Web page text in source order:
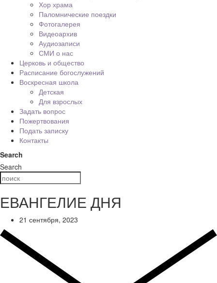
Хор храма
Паломнические поездки
Фотогалерея
Видеоархив
Аудиозаписи
СМИ о нас
Церковь и общество
Расписание богослужений
Воскресная школа
Детская
Для взрослых
Задать вопрос
Пожертвования
Подать записку
Контакты
Search
Search
ЕВАНГЕЛИЕ ДНЯ
21 сентября, 2023